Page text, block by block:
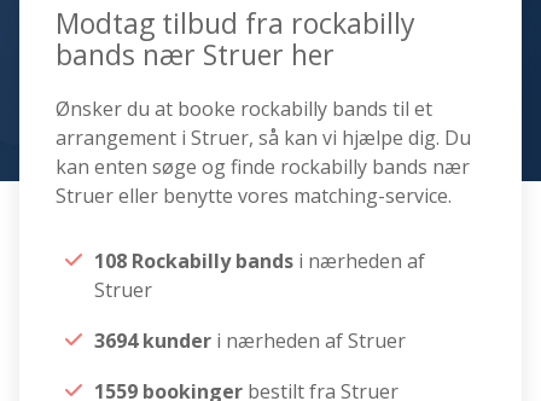
Modtag tilbud fra rockabilly
bands nær Struer her
Ønsker du at booke rockabilly bands til et
arrangement i Struer, så kan vi hjælpe dig. Du
kan enten søge og finde rockabilly bands nær
Struer eller benytte vores matching-service.
108 Rockabilly bands i nærheden af
Struer
3694 kunder i nærheden af Struer
1559 bookinger bestilt fra Struer